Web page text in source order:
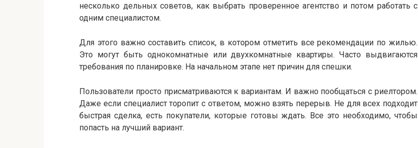
несколько дельных советов, как выбрать проверенное агентство и потом работать с
одним специалистом.
Для этого важно составить список, в котором отметить все рекомендации по жилью.
Это могут быть однокомнатные или двухкомнатные квартиры. Часто выдвигаются
требования по планировке. На начальном этапе нет причин для спешки.
Пользователи просто присматриваются к вариантам. И важно пообщаться с риелтором.
Даже если специалист торопит с ответом, можно взять перерыв. Не для всех подходит
быстрая сделка, есть покупатели, которые готовы ждать. Все это необходимо, чтобы
попасть на лучший вариант.